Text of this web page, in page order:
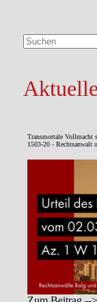
Transmortale Vollmacht
1503-20 - Rechtsanwalt